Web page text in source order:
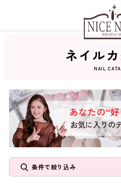
サロン検索
ネイルカタログ
ネイル
NAIL
条件で絞り込み